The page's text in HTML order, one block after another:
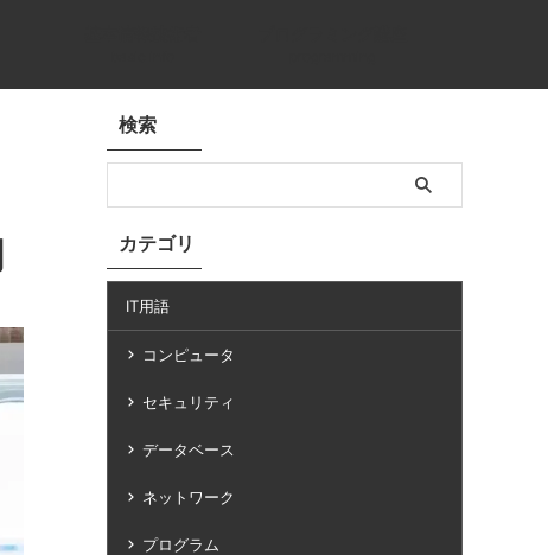
検索
カテゴリ
IT用語
コンピュータ
セキュリティ
データベース
ネットワーク
プログラム